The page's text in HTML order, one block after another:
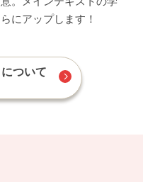
にアップします！
ついて